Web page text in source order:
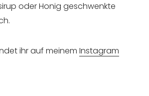
oder Honig geschwenkte
ihr auf meinem Instagram